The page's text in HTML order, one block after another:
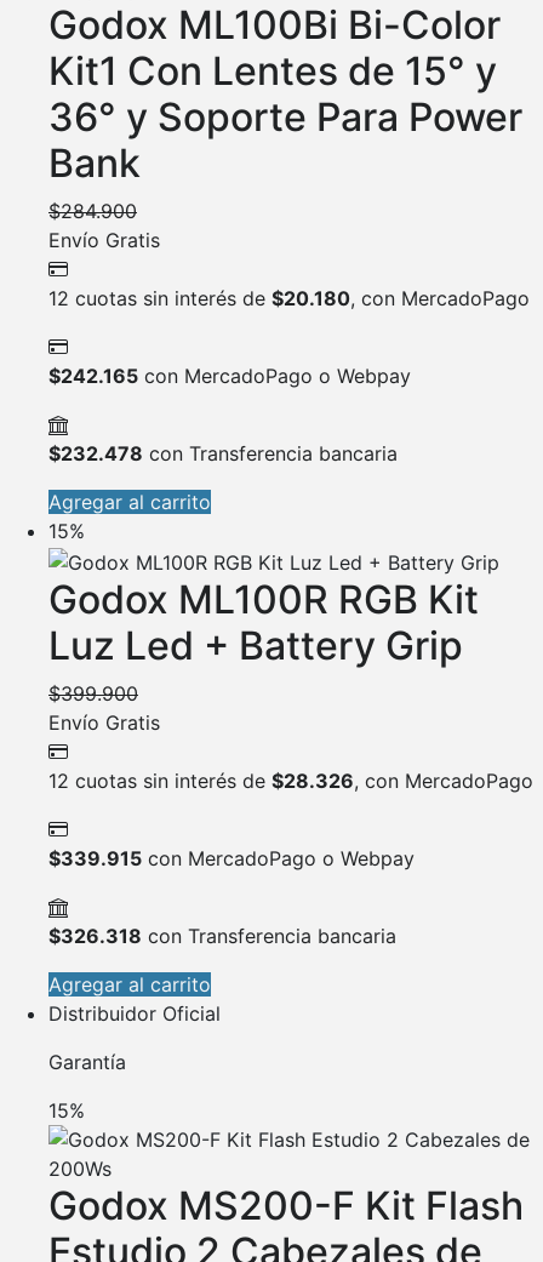
Godox ML100Bi Bi-Color
Kit1 Con Lentes de 15° y
36° y Soporte Para Power
Bank
$284.900
Envío Gratis
12 cuotas sin interés de $20.180, con MercadoPago
$242.165 con MercadoPago o Webpay
$232.478 con Transferencia bancaria
Agregar al carrito
15%
Godox ML100R RGB Kit
Luz Led + Battery Grip
$399.900
Envío Gratis
12 cuotas sin interés de $28.326, con MercadoPago
$339.915 con MercadoPago o Webpay
$326.318 con Transferencia bancaria
Agregar al carrito
Distribuidor Oficial
Garantía
15%
Godox MS200-F Kit Flash
Estudio 2 Cabezales de